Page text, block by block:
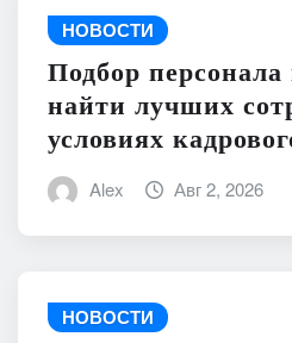
НОВОСТИ
Подбор
найти лучших
условиях
Alex Авг 2, 2026
НОВОСТИ